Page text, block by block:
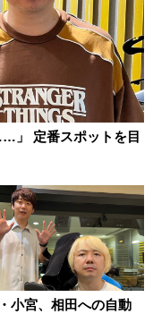
」 定番スポットを目
小宮、相田への自動